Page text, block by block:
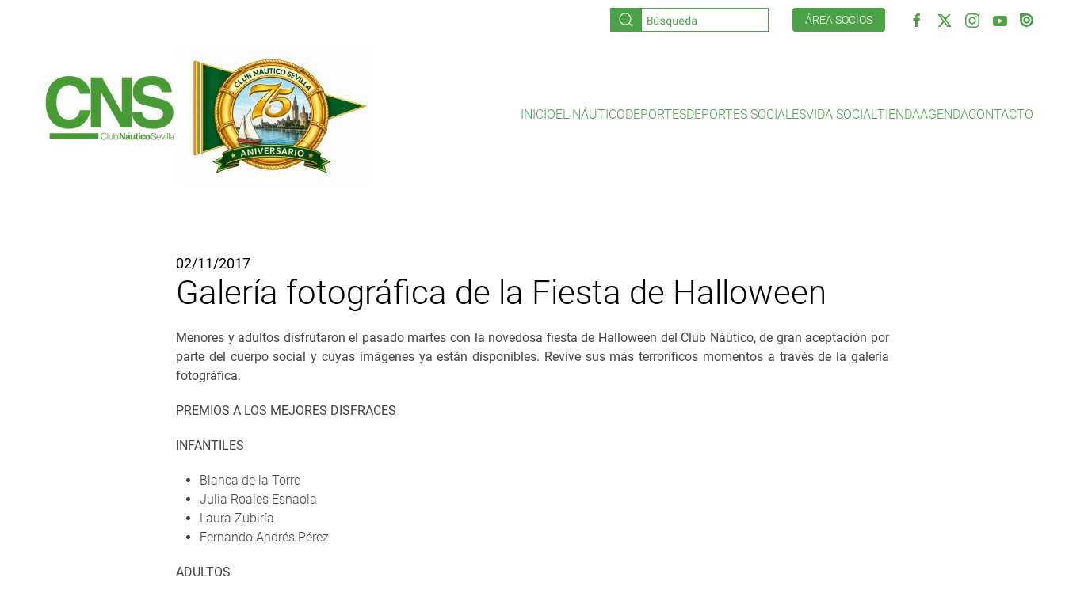
ÁREA SOCIOS
INICIOEL NÁUTICODEPORTESDEPORTES SOCIALESVIDA SOCIALTIENDAAGENDACONTACTO
02/11/2017
Galería fotográfica de la Fiesta de Halloween
Menores y adultos disfrutaron el pasado martes con la novedosa fiesta de Halloween del Club Náutico, de gran aceptación por
parte del cuerpo social y cuyas imágenes ya están disponibles. Revive sus más terroríficos momentos a través de la galería
fotográfica.
PREMIOS A LOS MEJORES DISFRACES
INFANTILES
Blanca de la Torre
Julia Roales Esnaola
Laura Zubiría
Fernando Andrés Pérez
ADULTOS